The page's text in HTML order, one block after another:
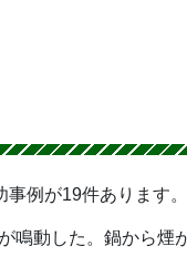
例が19件あります
鳴動した。鍋から煙